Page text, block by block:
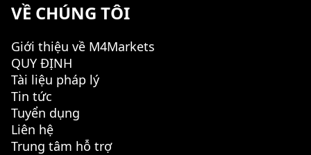
VỀ CHÚNG TÔI
Giới thiệu về M4Markets
QUY ĐỊNH
Tài liệu pháp lý
Tin tức
Tuyển dụng
Liên hệ
Trung tâm hỗ trợ